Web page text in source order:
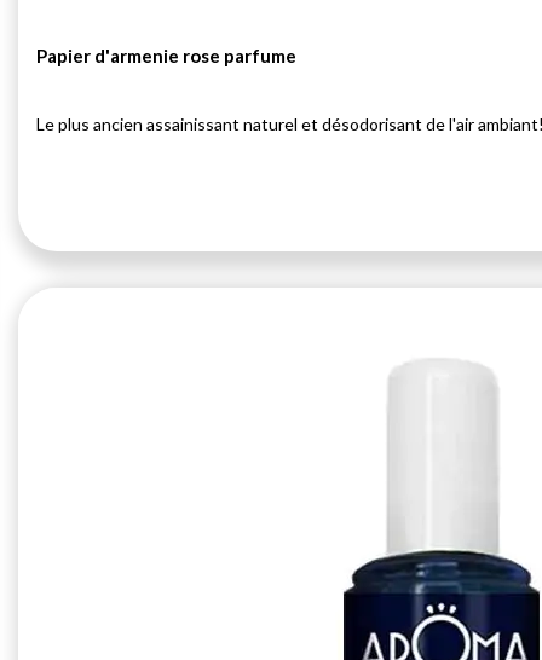
Papier d'armenie rose parfume
Le plus ancien assainissant naturel et désodorisant de l'air